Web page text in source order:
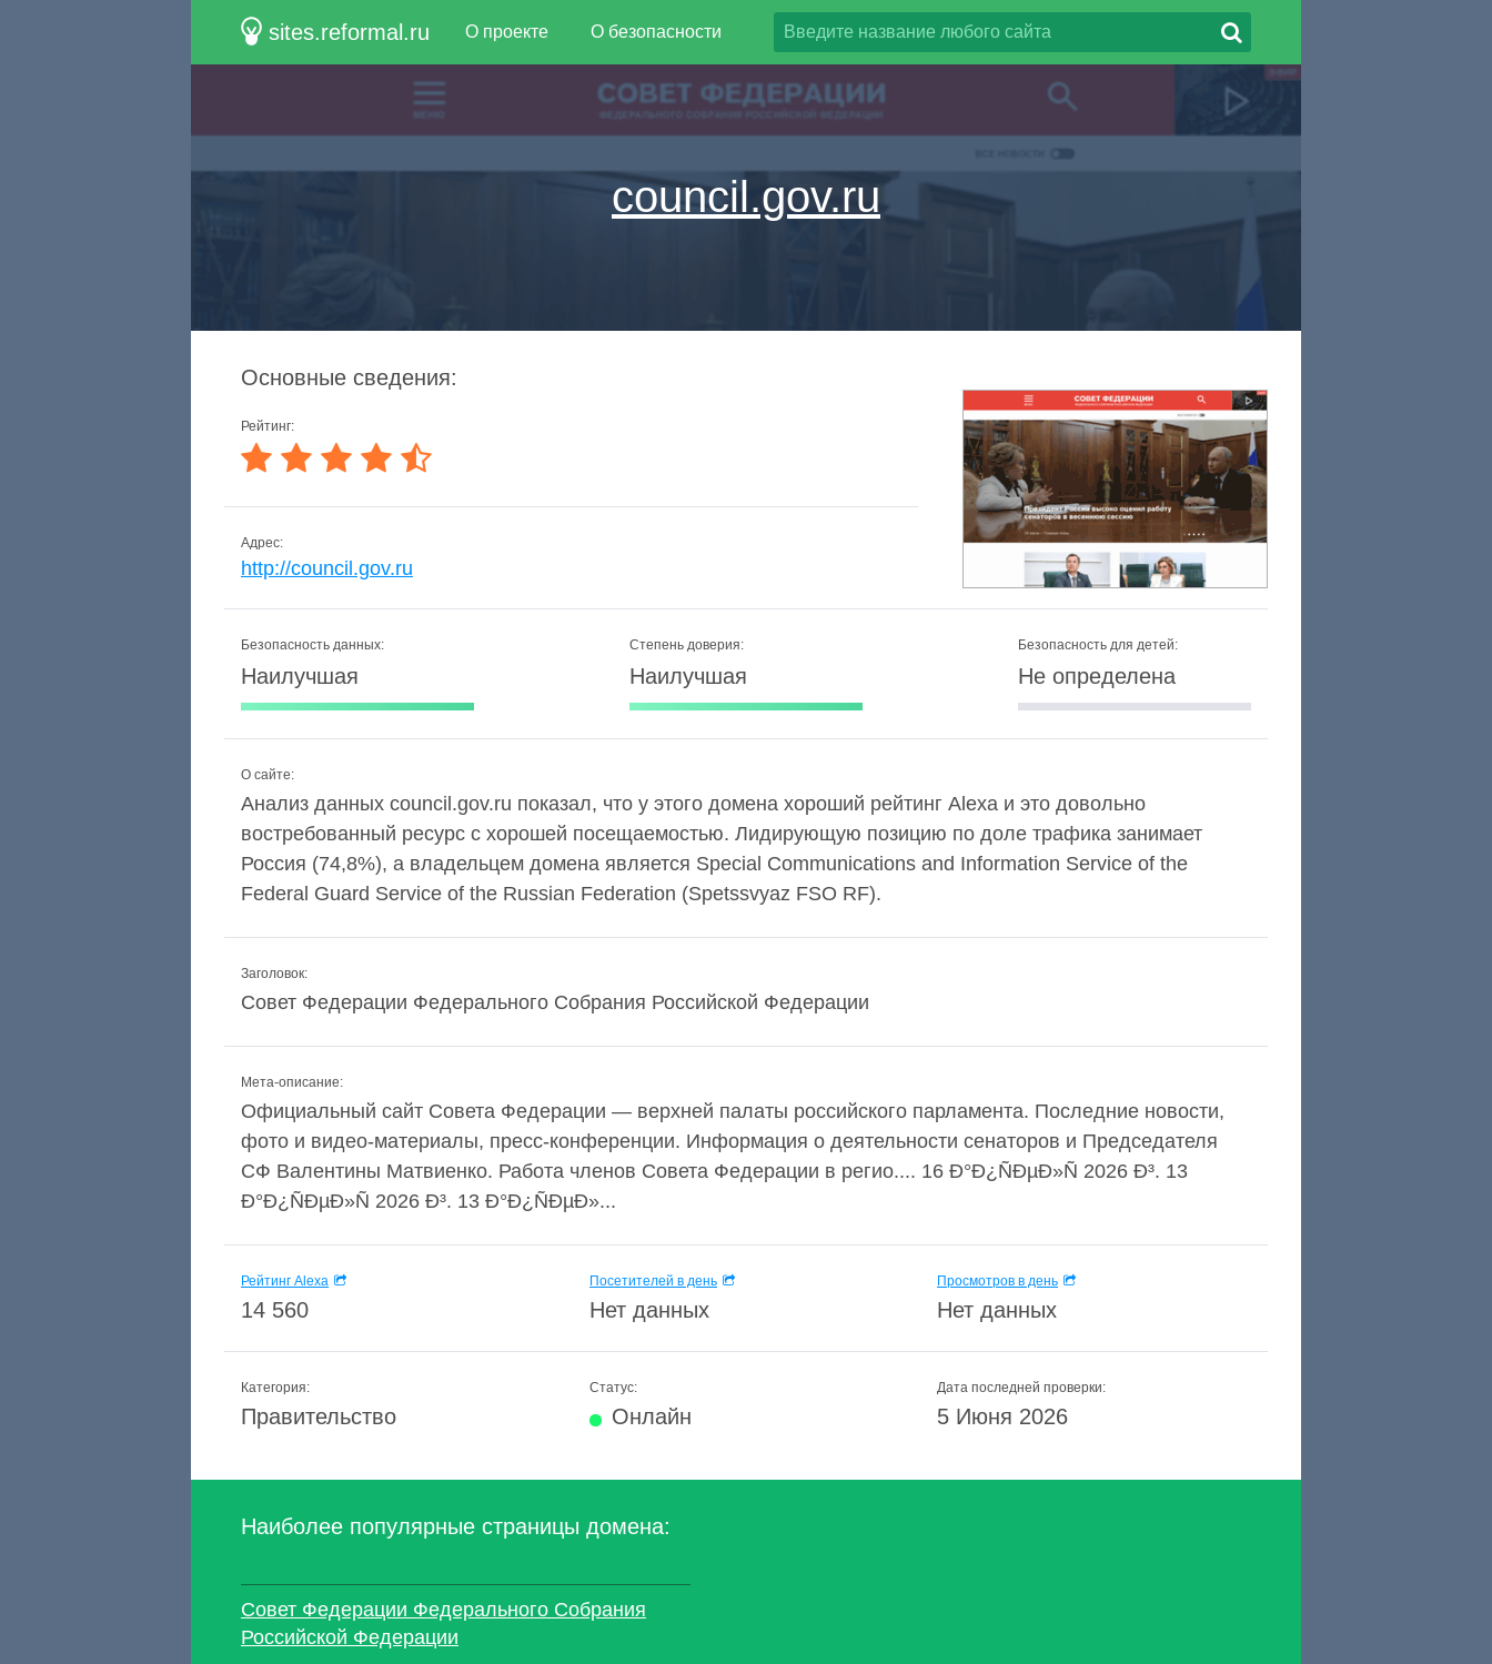
sites.reformal.ru О проекте О безопасности
council.gov.ru
Основные сведения:
Рейтинг:
Адрес:
http://council.gov.ru
Безопасность данных:
Наилучшая
Степень доверия:
Наилучшая
Безопасность для детей:
Не определена
О сайте:
Анализ данных council.gov.ru показал, что у этого домена хороший рейтинг Alexa и это довольно
востребованный ресурс с хорошей посещаемостью. Лидирующую позицию по доле трафика занимает
Россия (74,8%), а владельцем домена является Special Communications and Information Service of the
Federal Guard Service of the Russian Federation (Spetssvyaz FSO RF).
Заголовок:
Совет Федерации Федерального Собрания Российской Федерации
Мета-описание:
Официальный сайт Совета Федерации — верхней палаты российского парламента. Последние новости,
фото и видео-материалы, пресс-конференции. Информация о деятельности сенаторов и Председателя
СФ Валентины Матвиенко. Работа членов Совета Федерации в регио.... 16 Ð°Ð¿ÑÐµÐ»Ñ 2026 Ð³. 13
Ð°Ð¿ÑÐµÐ»Ñ 2026 Ð³. 13 Ð°Ð¿ÑÐµÐ»...
Рейтинг Alexa
14 560
Посетителей в день
Нет данных
Просмотров в день
Нет данных
Категория:
Правительство
Статус:
Онлайн
Дата последней проверки:
5 Июня 2026
Наиболее популярные страницы домена:
Совет Федерации Федерального Собрания
Российской Федерации